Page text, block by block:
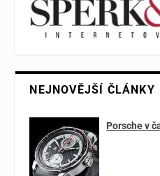
NEJNOVĚJŠÍ ČLÁNKY
Porsche v